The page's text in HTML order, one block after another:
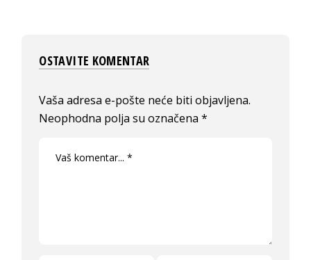
OSTAVITE KOMENTAR
Vaša adresa e-pošte neće biti objavljena.
Neophodna polja su označena*